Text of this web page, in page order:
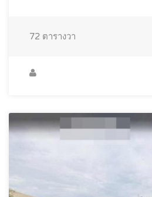
72 ตารางวา